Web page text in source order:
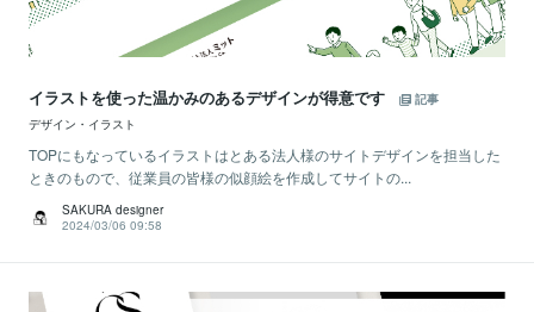
イラストを使った温かみのあるデザインが得意です
記事
デザイン・イラスト
TOPにもなっているイラストはとある法人様のサイトデザインを担当した
ときのもので、従業員の皆様の似顔絵を作成してサイトの...
SAKURA designer
2024/03/06 09:58